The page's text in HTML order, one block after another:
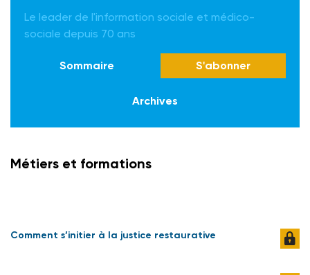
Le leader de l'information sociale et médico-
sociale depuis 70 ans
Sommaire S'abonner
Archives
Métiers et formations
Comment s’initier à la justice restaurative